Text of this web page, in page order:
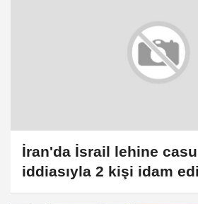
İran'da İsrail lehine
iddiasıyla 2 kişi idam